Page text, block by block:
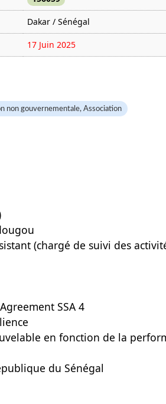
Dakar / Sénégal
17 Juin 2025
non gouvernementale, Association
(chargé de suivi des
SSA 4
en fonction de la
du Sénégal